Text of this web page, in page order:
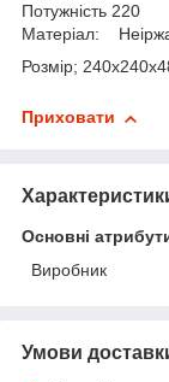
Потужність 220
Матеріал:
Розмір;
Приховати
Основні
Виробник
Умови